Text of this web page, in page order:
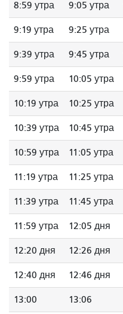
8:59 утра 9:05 утра
9:19 утра 9:25 утра
9:39 утра 9:45 утра
9:59 утра 10:05 утра
10:19 утра 10:25 утра
10:39 утра 10:45 утра
10:59 утра 11:05 утра
11:19 утра 11:25 утра
11:39 утра 11:45 утра
11:59 утра 12:05 дня
12:20 дня 12:26 дня
12:40 дня 12:46 дня
13:00 13:06